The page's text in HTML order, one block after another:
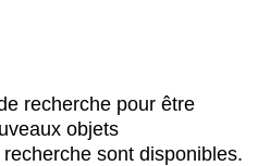
recherche pour être
objets
sont disponibles.